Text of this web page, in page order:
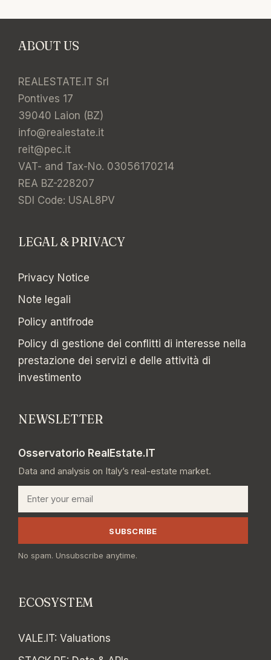
ABOUT US
REALESTATE.IT Srl
Pontives 17
39040 Laion (BZ)
info@realestate.it
reit@pec.it
VAT- and Tax-No. 03056170214
REA BZ-228207
SDI Code: USAL8PV
LEGAL & PRIVACY
Privacy Notice
Note legali
Policy antifrode
Policy di gestione dei conflitti di interesse nella
prestazione dei servizi e delle attività di
investimento
NEWSLETTER
Osservatorio RealEstate.IT
Data and analysis on Italy’s real-estate market.
Email
SUBSCRIBE
No spam. Unsubscribe anytime.
ECOSYSTEM
VALE.IT: Valuations